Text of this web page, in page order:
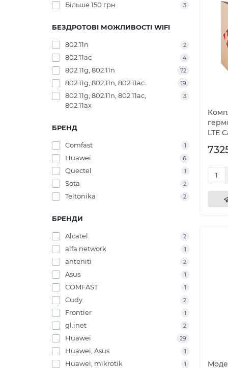
Більше 150 грн 3
БЕЗДРОТОВІ МОЖЛИВОСТІ WIFI
802.11n 2
802.11ac 4
802.11g, 802.11n 72
802.11g, 802.11n, 802.11ac 19
802.11g, 802.11n, 802.11ac,
802.11ax
3
БРЕНД
Comfast 1
Huawei 6
Quectel 1
Sota 2
Teltonika 2
БРЕНДИ
Alcatel 2
alfa network 1
anteniti 2
Asus 1
COMFAST 1
Cudy 2
Frontier 1
gl.inet 2
Huawei 29
Huawei, Asus 1
Huawei, mikrotik 1
LTE